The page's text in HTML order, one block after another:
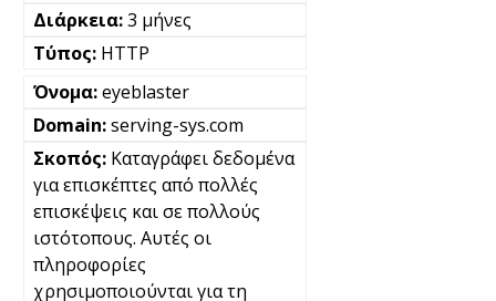
3 μήνες
HTTP
eyeblaster
serving-sys.com
Καταγράφει δεδομένα
για επισκέπτες από πολλές
επισκέψεις και σε πολλούς
ιστότοπους. Αυτές οι
πληροφορίες
χρησιμοποιούνται για τη